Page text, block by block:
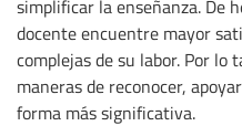
simplificar la enseñanza. De
docente encuentre mayor
complejas de su labor. Por
maneras de reconocer,
forma más significativa.